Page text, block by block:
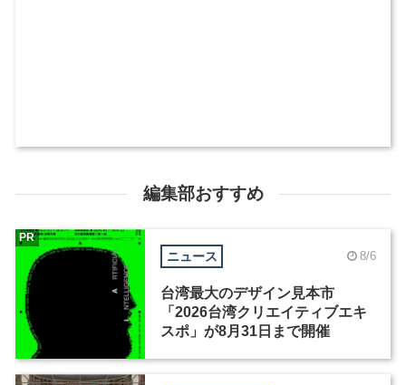
編集部おすすめ
ニュース 8/6
台湾最大のデザイン見本市
「2026台湾クリエイティブエキ
スポ」が8月31日まで開催
PR